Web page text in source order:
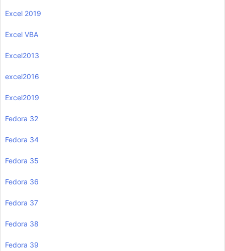
Excel 2019
Excel VBA
Excel2013
excel2016
Excel2019
Fedora 32
Fedora 34
Fedora 35
Fedora 36
Fedora 37
Fedora 38
Fedora 39